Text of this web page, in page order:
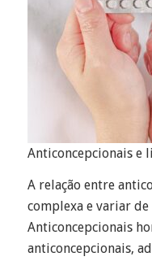
Anticoncepcionais e
A relação entre
complexa e variar de
Anticoncepcionais
anticoncepcionais,